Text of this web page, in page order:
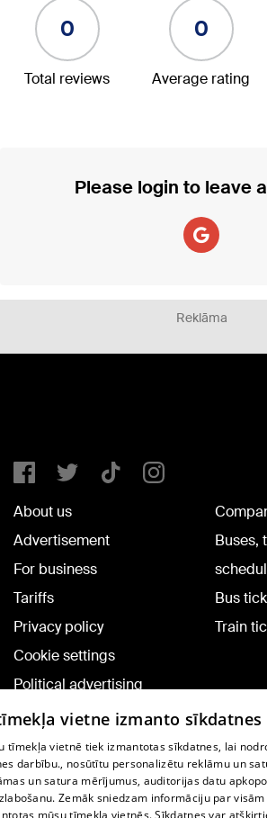
0
Total reviews
0
Average rating
Please login to leave
Reklāma
About us
Advertisement
For business
Tariffs
Privacy policy
Cookie settings
Political advertising
Cookie policy
Commenting terms
Buses,
Bus
Train
TV program
Contract rules
vietne izmanto sīkdatnes
tīmekļa vietnē tiek izmantotas sīkdatnes, lai
darbību., nosūtītu personalizētu reklāmu un
un satura mērījumus, auditorijas datu
Zemāk sniedzam informāciju par
mūsu tīmekļa vietnēs. Sīkdatnes var